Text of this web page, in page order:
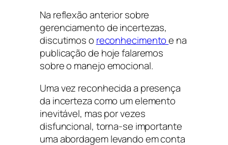
Na reflexão anterior sobre
gerenciamento de incertezas,
discutimos o reconhecimentoe na
publicação de hoje falaremos
sobre o manejo emocional.
Uma vez reconhecida a presença
da incerteza como um elemento
inevitável, mas por vezes
disfuncional, torna-se importante
uma abordagem levando em conta